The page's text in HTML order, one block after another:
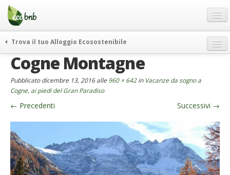
Menu
Salta
contenuto
Offerte Speciali
Regali
FAQ
Chi Siamo
Contatti
Italiano
Trova il tuo Alloggio Ecosostenibile
weekend green
itinerari
curiosità
vivere e viaggiare verde
news ed eventi
ecohotel
rassegna stampa
Cogne Montagne
Pubblicatodicembre 13, 2016alle 960 × 642in Vacanze da sogno a
Cogne, ai piedi del Gran Paradiso
← Precedenti Successivi →